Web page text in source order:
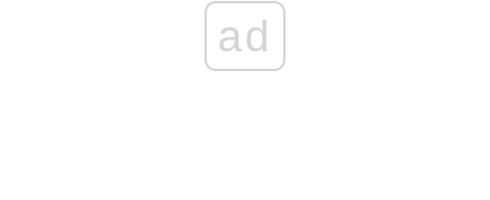
ad